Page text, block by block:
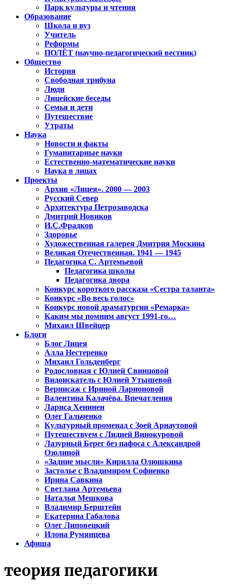
Парк культуры и чтения
Образование
Школа и вуз
Учитель
Реформы
ПОЛЁТ (научно-педагогический вестник)
Общество
История
Свободная трибуна
Люди
Лицейские беседы
Семья и дети
Путешествие
Утраты
Наука
Новости и факты
Гуманитарные науки
Естественно-математические науки
Наука в лицах
Проекты
Архив «Лицея». 2000 — 2003
Русский Север
Архитектура Петрозаводска
Дмитрий Новиков
И.С.Фрадков
Здоровье
Художественная галерея Дмитрия Москина
Великая Отечественная. 1941 — 1945
Педагогика С. Артемьевой
Педагогика школы
Педагогика двора
Конкурс короткого рассказа «Сестра таланта»
Конкурс «Во весь голос»
Конкурс новой драматургии «Ремарка»
Каким мы помним август 1991-го…
Михаил Швейцер
Блоги
Блог Лицея
Алла Нестеренко
Михаил Гольденберг
Родословная с Юлией Свинцовой
Видоискатель с Юлией Утышевой
Вернисаж с Ириной Ларионовой
Валентина Калачёва. Впечатления
Лариса Хенинен
Олег Гальченко
Культурный променад с Зоей Арнаутовой
Путешествуем с Лидией Винокуровой
Лазурный Берег без пафоса с Александрой
Озолиной
«Задние мысли» Кирилла Олюшкина
Застолье с Владимиром Софиенко
Ирина Савкина
Светлана Артемьева
Наталья Мешкова
Владимир Берштейн
Екатерина Габалова
Олег Липовецкий
Илона Румянцева
Афиша
теория педагогики